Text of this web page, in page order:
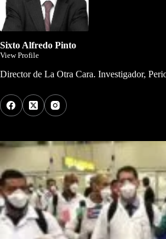
Sixto Alfredo Pinto
View Profile
Director de La Otra Cara. Investigador,